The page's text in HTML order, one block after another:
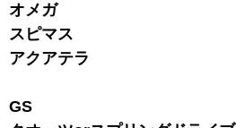
オメガ
スピマス
アクアテラ
GS